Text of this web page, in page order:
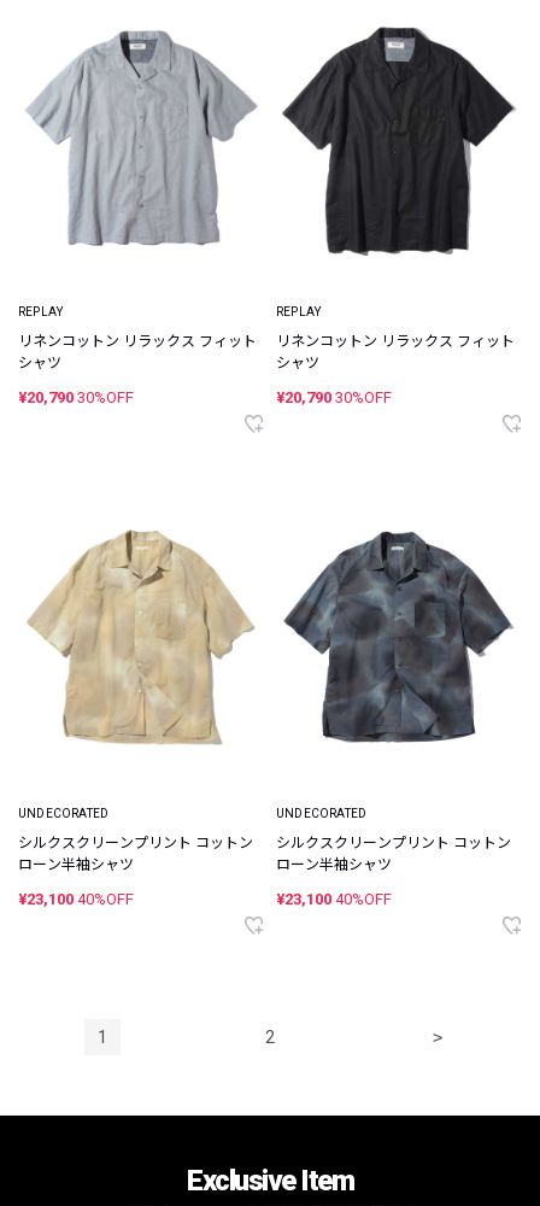
REPLAY
リネンコットン リラックス フィット
シャツ
¥20,790 30%OFF
REPLAY
リネンコットン リラックス フィット
シャツ
¥20,790 30%OFF
UNDECORATED
シルクスクリーンプリント コットン
ローン半袖シャツ
¥23,100 40%OFF
UNDECORATED
シルクスクリーンプリント コットン
ローン半袖シャツ
¥23,100 40%OFF
1 2 >
Exclusive Item